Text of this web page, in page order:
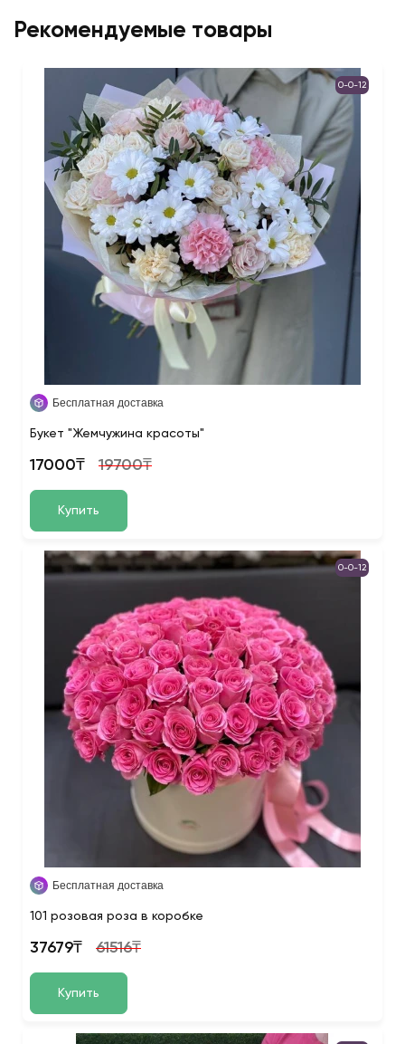
Рекомендуемые товары
0-0-12
Бесплатная доставка
Букет "Жемчужина красоты"
17000₸ 19700₸
Купить
0-0-12
Бесплатная доставка
101 розовая роза в коробке
37679₸ 61516₸
Купить